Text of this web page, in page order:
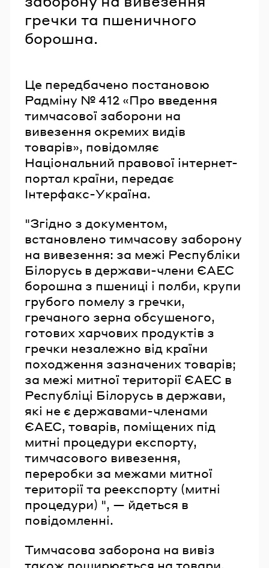
гречки та пшеничного
борошна.
Це передбачено постановою
Радміну № 412 «Про введення
тимчасової заборони на
вивезення окремих видів
товарів», повідомляє
Національний правової інтернет-
портал країни, передає
Інтерфакс-Україна.
"Згідно з документом,
встановлено тимчасову заборону
на вивезення: за межі Республіки
Білорусь в держави-члени ЄАЕС
борошна з пшениці і полби, крупи
грубого помелу з гречки,
гречаного зерна обсушеного,
готових харчових продуктів з
гречки незалежно від країни
походження зазначених товарів;
за межі митної території ЄАЕС в
Республіці Білорусь в держави,
які не є державами-членами
ЄАЕС, товарів, поміщених під
митні процедури експорту,
тимчасового вивезення,
переробки за межами митної
території та реекспорту (митні
процедури) ", — йдеться в
повідомленні.
Тимчасова заборона на вивіз